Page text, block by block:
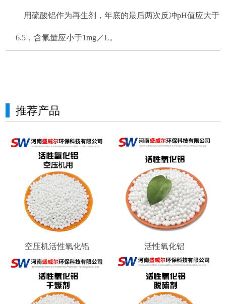
用硫酸铝作为再生剂，年底的最后两次反冲pH值应大于
6.5，含氟量应小于1mg／L。
推荐产品
空压机活性氧化铝 活性氧化铝